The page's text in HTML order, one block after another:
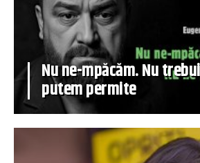
Nu ne-mpăcăm. Nu
putem permite